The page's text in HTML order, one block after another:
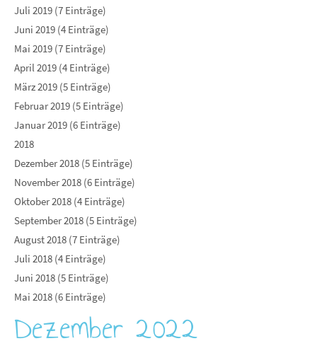
Juli 2019 (7 Einträge)
Juni 2019 (4 Einträge)
Mai 2019 (7 Einträge)
April 2019 (4 Einträge)
März 2019 (5 Einträge)
Februar 2019 (5 Einträge)
Januar 2019 (6 Einträge)
2018
Dezember 2018 (5 Einträge)
November 2018 (6 Einträge)
Oktober 2018 (4 Einträge)
September 2018 (5 Einträge)
August 2018 (7 Einträge)
Juli 2018 (4 Einträge)
Juni 2018 (5 Einträge)
Mai 2018 (6 Einträge)
Dezember 2022